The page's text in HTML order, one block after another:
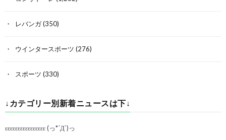
レバンガ(350)
ウインタースポーツ (276)
スポーツ (330)
↓カテゴリー別新着ニュースは下↓
εεεεεεεεεεεεεεεε (っ*´Д`)っ